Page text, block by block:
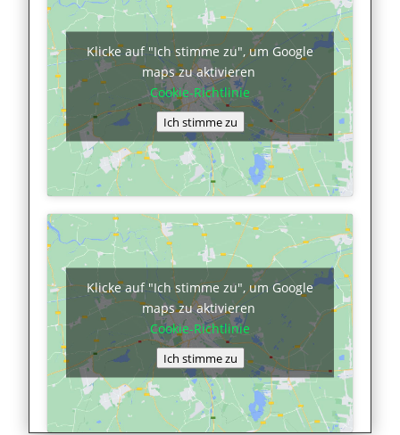
Klicke auf "Ich stimme zu", um Google
maps zu aktivieren
Cookie-Richtlinie
Ich stimme zu
Klicke auf "Ich stimme zu", um Google
maps zu aktivieren
Cookie-Richtlinie
Ich stimme zu